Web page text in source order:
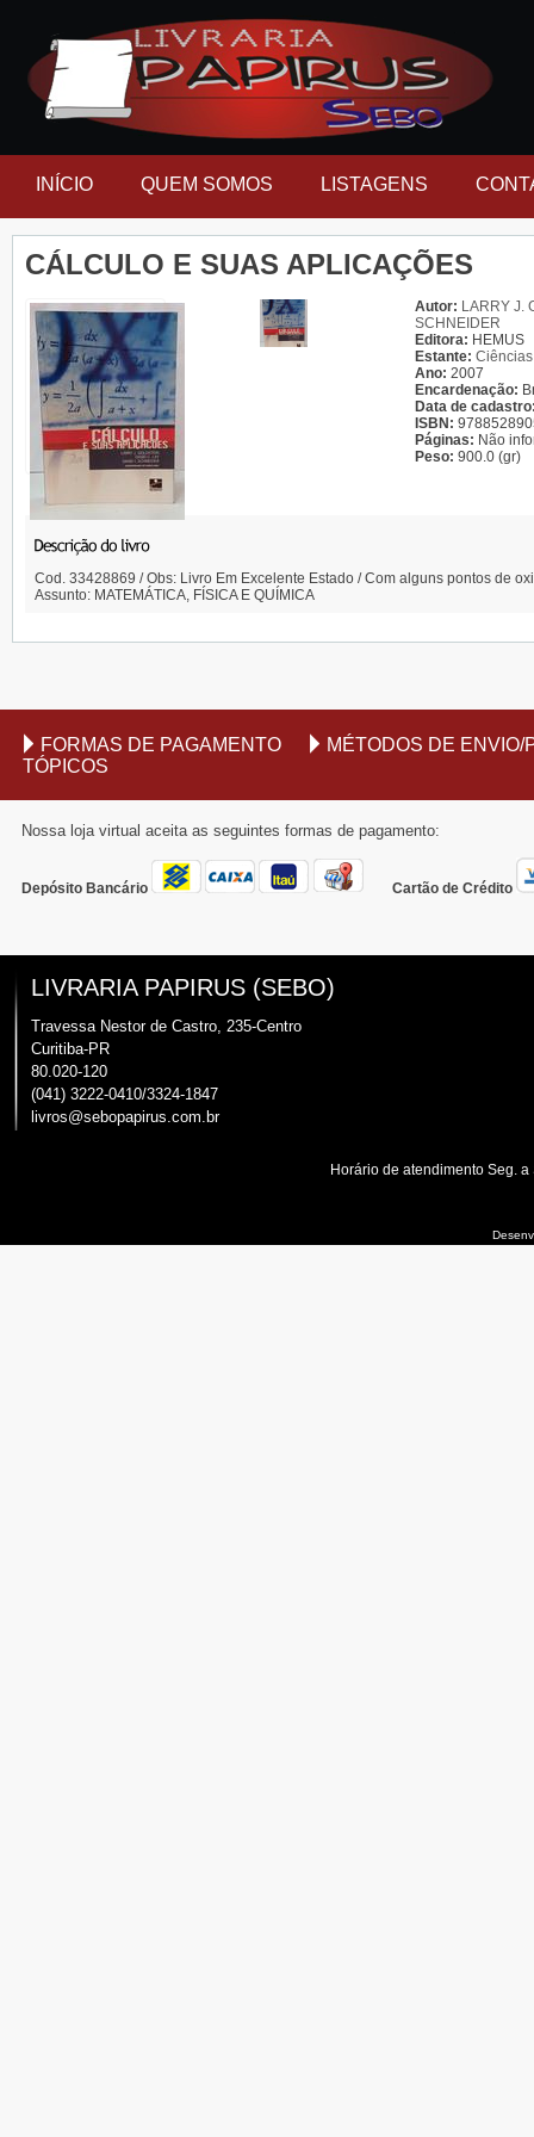
INÍCIO QUEM SOMOS LISTAGENS
CÁLCULO E SUAS APLICAÇÕES
Autor: LARRY J.
SCHNEIDER
Editora: HEMUS
Estante:
Ano: 2007
Encardenação:
Data de
ISBN:
Páginas: Não
Peso: 900.0 (gr)
Cod. 33428869 / Obs: Livro Em Excelente Estado / Com alguns pontos de
Assunto: MATEMÁTICA, FÍSICA E QUÍMICA
FORMAS DE PAGAMENTO
MÉTODOS DE
TÓPICOS
Nossa loja virtual aceita as seguintes formas de pagamento:
Depósito Bancário Cartão de Crédito
LIVRARIA PAPIRUS (SEBO)
Travessa Nestor de Castro, 235-Centro
Curitiba-PR
80.020-120
(041) 3222-0410/3324-1847
livros@sebopapirus.com.br
Horário de atendimento Seg.